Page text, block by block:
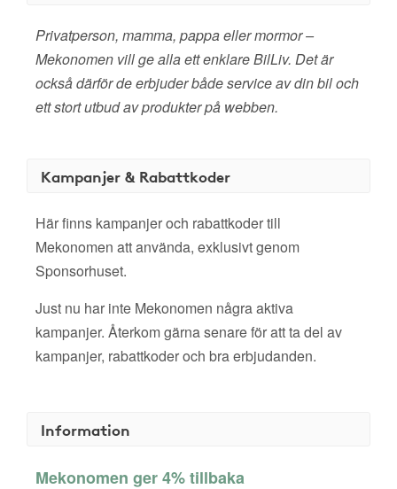
Privatperson, mamma, pappa eller mormor –
Mekonomen vill ge alla ett enklare BilLiv. Det är
också därför de erbjuder både service av din bil och
ett stort utbud av produkter på webben.
Kampanjer & Rabattkoder
Här finns kampanjer och rabattkoder till
Mekonomen att använda, exklusivt genom
Sponsorhuset.
Just nu har inte Mekonomen några aktiva
kampanjer. Återkom gärna senare för att ta del av
kampanjer, rabattkoder och bra erbjudanden.
Information
Mekonomen ger 4% tillbaka